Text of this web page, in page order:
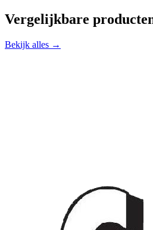
Vergelijkbare
Bekijk alles →